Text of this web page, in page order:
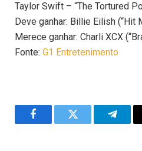
Taylor Swift – “The Tortured
Deve ganhar: Billie Eilish (“Hit
Merece ganhar: Charli XCX
Fonte: G1 Entretenimento
FacebookTwitter